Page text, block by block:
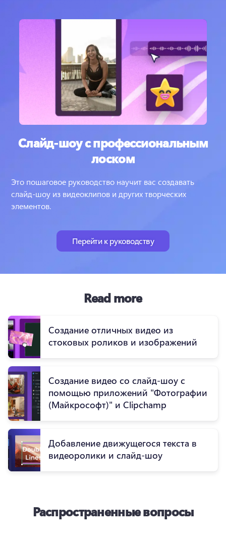
Слайд-шоу с профессиональным
лоском
Это пошаговое руководство научит вас создавать
слайд-шоу из видеоклипов и других творческих
элементов.
Перейти к руководству
Read more
Создание отличных видео из
стоковых роликов и изображений
Создание видео со слайд-шоу с
помощью приложений "Фотографии
(Майкрософт)" и Clipchamp
Добавление движущегося текста в
видеоролики и слайд-шоу
Распространенные вопросы